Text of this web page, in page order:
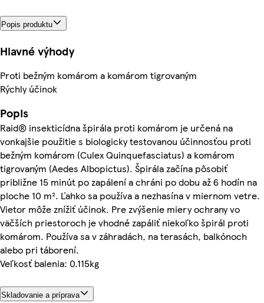
Popis produktu
Hlavné výhody
Proti bežným komárom a komárom tigrovaným
Rýchly účinok
Popis
Raid® insekticídna špirála proti komárom je určená na
vonkajšie použitie s biologicky testovanou účinnosťou proti
bežným komárom (Culex Quinquefasciatus) a komárom
tigrovaným (Aedes Albopictus). Špirála začína pôsobiť
približne 15 minút po zapálení a chráni po dobu až 6 hodín na
ploche 10 m². Ľahko sa používa a nezhasína v miernom vetre.
Vietor môže znížiť účinok. Pre zvýšenie miery ochrany vo
väčších priestoroch je vhodné zapáliť niekoľko špirál proti
komárom. Používa sa v záhradách, na terasách, balkónoch
alebo pri táborení.
Veľkosť balenia: 0.115kg
Skladovanie a príprava